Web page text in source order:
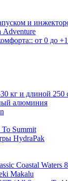
и
Adventure
от 0 до
кг и длиной 250
алюминия
Summit
HydraPak
Coastal Waters
Makalu